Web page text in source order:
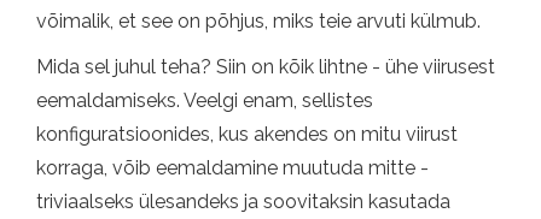
võimalik, et see on põhjus, miks teie arvuti külmub.
Mida sel juhul teha? Siin on kõik lihtne - ühe viirusest
eemaldamiseks. Veelgi enam, sellistes
konfiguratsioonides, kus akendes on mitu viirust
korraga, võib eemaldamine muutuda mitte -
triviaalseks ülesandeks ja soovitaksin kasutada